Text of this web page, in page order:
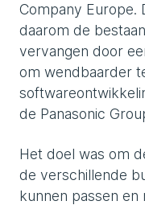
Company Europe.
daarom de
vervangen door
om wendbaarder
de Panasonic
Het doel was om
de verschillende
kunnen passen